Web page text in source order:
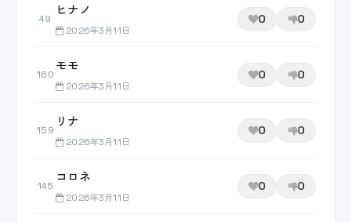
49
ヒナノ
2026年3月11日
0 0
160
モモ
2026年3月11日
0 0
159
リナ
2026年3月11日
0 0
145
コロネ
2026年3月11日
0 0